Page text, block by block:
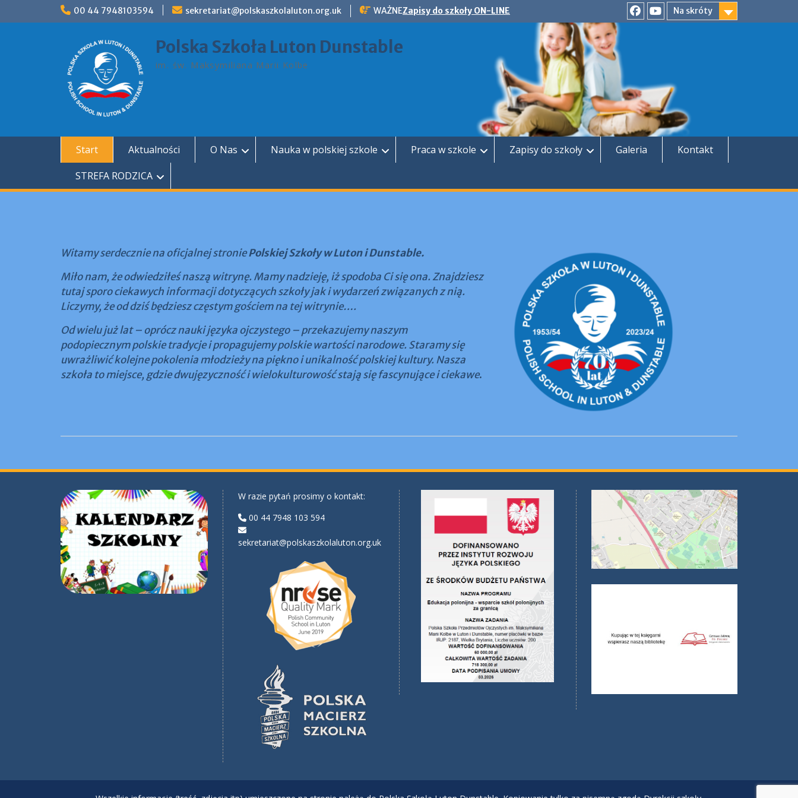
00 44 7948103594 sekretariat@polskaszkolaluton.org.uk WAŻNEZapisy do szkoły ON-LINE
Na skróty
FacebookYouTube
Polska Szkoła Luton Dunstable
im. św. Maksymiliana Marii Kolbe
Start Aktualności O Nas Nauka w polskiej szkole Praca w szkole Zapisy do szkoły Galeria
Kontakt
STREFA RODZICA
Witamy serdecznie na oficjalnej stroniePolskiej Szkoły w Luton i Dunstable.
Miło nam, że odwiedziłeś naszą witrynę. Mamy nadzieję, iż spodoba Ci się ona. Znajdziesz
tutaj sporo ciekawych informacji dotyczących szkoły jak i wydarzeń związanych z nią.
Liczymy, że od dziś będziesz częstym gościem na tej witrynie….
Od wielu już lat – oprócz nauki języka ojczystego – przekazujemy naszym
podopiecznym polskie tradycje i propagujemy polskie wartości narodowe. Staramy się
uwrażliwić kolejne pokolenia młodzieży na piękno i unikalność polskiej kultury. Nasza
szkoła to miejsce, gdzie dwujęzyczność i wielokulturowość stają się fascynujące i ciekawe.
W razie pytań prosimy o kontakt:
00 44 7948 103 594
sekretariat@polskaszkolaluton.org.uk